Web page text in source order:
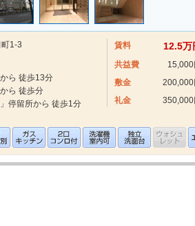
1-3
ら 徒歩13分
ら 徒歩分
停留所から 徒歩1分
賃料 12.5万
共益費
敷金
200,000
礼金
350,000